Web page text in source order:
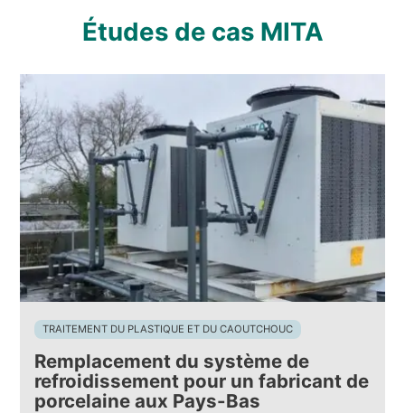
Études de cas MITA
TRAITEMENT DU PLASTIQUE ET DU CAOUTCHOUC
Remplacement du système de
refroidissement pour un fabricant de
porcelaine aux Pays-Bas